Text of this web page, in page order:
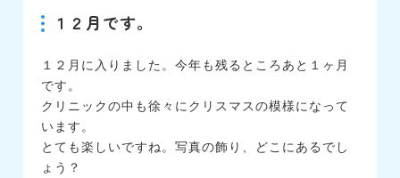
１２月です。
１２月に入りました。今年も残るところあと１ヶ月
です。
クリニックの中も徐々にクリスマスの模様になって
います。
とても楽しいですね。写真の飾り、どこにあるでし
ょう？